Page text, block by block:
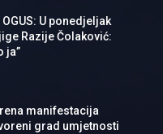
U ponedjeljak
Razije Čolaković:
ja”
manifestacija
grad umjetnosti